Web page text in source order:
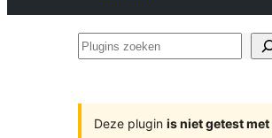
Plugins
Deze plugin is niet getest met